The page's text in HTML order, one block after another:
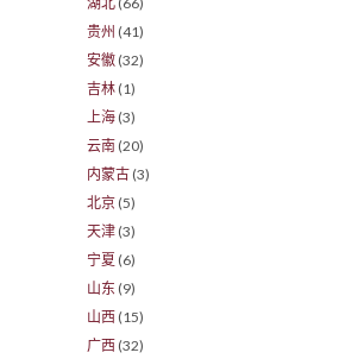
贵州 (41)
安徽 (32)
吉林 (1)
上海 (3)
云南 (20)
内蒙古 (3)
北京 (5)
天津 (3)
宁夏 (6)
山东 (9)
山西 (15)
广西 (32)